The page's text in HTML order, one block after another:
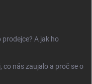
A jak ho
co nás zaujalo a proč se o